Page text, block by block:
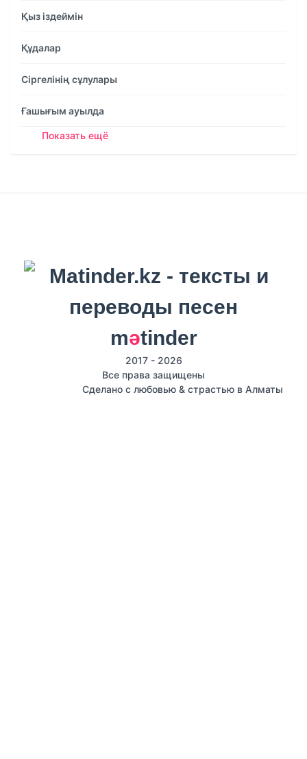
Қыз іздеймін
Құдалар
Сіргелінің сұлулары
Ғашығым ауылда
Показать ещё
mәtinder
2017 - 2026
Все права защищены
Сделано с любовью & страстью в Алматы